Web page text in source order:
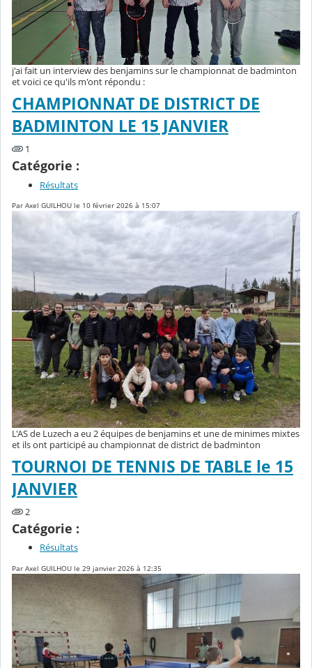
j'ai fait un interview des benjamins sur le championnat de badminton
et voici ce qu'ils m'ont répondu :
CHAMPIONNAT DE DISTRICT DE
BADMINTON LE 15 JANVIER
1
Catégorie :
Résultats
Par Axel GUILHOU le 10 février 2026 à 15:07
L'AS de Luzech a eu 2 équipes de benjamins et une de minimes mixtes
et ils ont participé au championnat de district de badminton
TOURNOI DE TENNIS DE TABLE le 15
JANVIER
2
Catégorie :
Résultats
Par Axel GUILHOU le 29 janvier 2026 à 12:35